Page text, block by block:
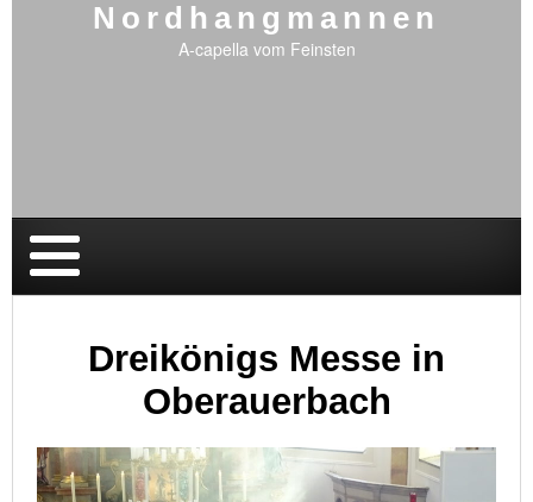
Nordhangmannen
A-capella vom Feinsten
Dreikönigs Messe in
Oberauerbach